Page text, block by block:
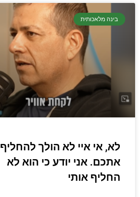
בתכנות
ומידע יסודי וחשוב שגם
עכשיו
בינה מלאכותית
לא, אי איי לא הולך להחליף
אתכם. אני יודע כי הוא לא
החליף אותי